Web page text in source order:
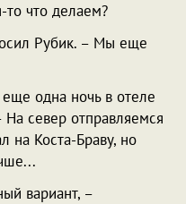
то что делаем?
Рубик. – Мы еще
одна ночь в отеле
север отправляемся
на Коста-Браву, но
вариант, –